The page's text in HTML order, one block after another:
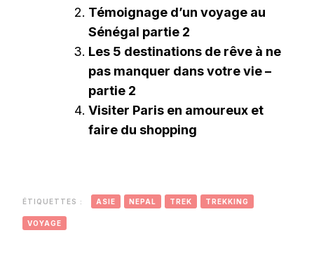
Témoignage d’un voyage au
Sénégal partie 2
Les 5 destinations de rêve à ne
pas manquer dans votre vie –
partie 2
Visiter Paris en amoureux et
faire du shopping
ÉTIQUETTES : ASIE NEPAL TREK TREKKING
VOYAGE